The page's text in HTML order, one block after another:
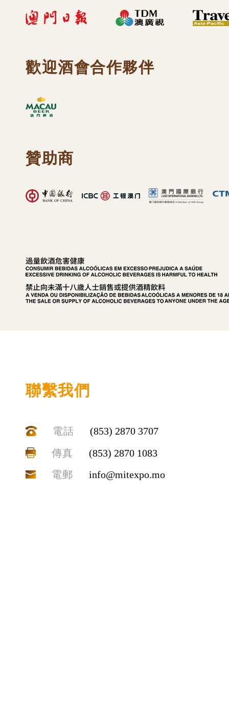
歡迎酒會合作夥伴
贊助商
聯繫我們
電話
(853) 2870 3707
傳真
(853) 2870 1083
電郵
info@mitexpo.mo